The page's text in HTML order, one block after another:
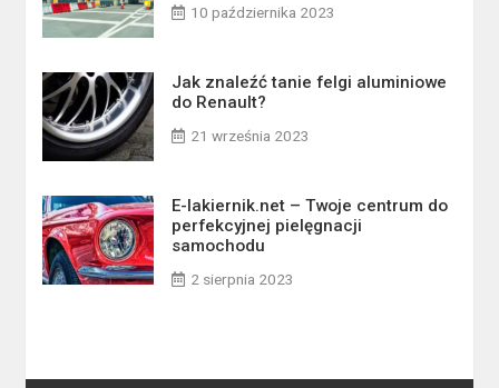
10 października 2023
Jak znaleźć tanie felgi aluminiowe
do Renault?
21 września 2023
E-lakiernik.net – Twoje centrum do
perfekcyjnej pielęgnacji
samochodu
2 sierpnia 2023